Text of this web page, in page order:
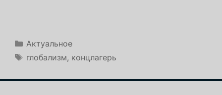
Рубрики
Актуальное
Метки
глобализм, концлагерь